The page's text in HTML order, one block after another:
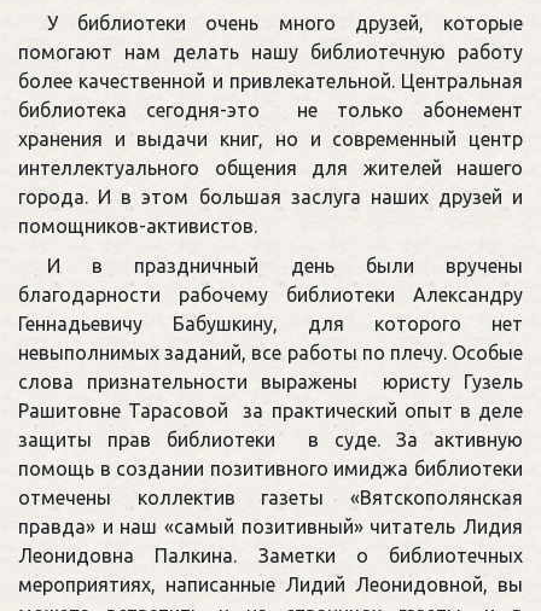
У библиотеки очень много друзей, которые
помогают нам делать нашу библиотечную работу
более качественной и привлекательной. Центральная
библиотека сегодня-это не только абонемент
хранения и выдачи книг, но и современный центр
интеллектуального общения для жителей нашего
города. И в этом большая заслуга наших друзей и
помощников-активистов.
И в праздничный день были вручены
благодарности рабочему библиотеки Александру
Геннадьевичу Бабушкину, для которого нет
невыполнимых заданий, все работы по плечу. Особые
слова признательности выражены юристу Гузель
Рашитовне Тарасовой за практический опыт в деле
защиты прав библиотеки в суде. За активную
помощь в создании позитивного имиджа библиотеки
отмечены коллектив газеты «Вятскополянская
правда» и наш «самый позитивный» читатель Лидия
Леонидовна Палкина. Заметки о библиотечных
мероприятиях, написанные Лидий Леонидовной, вы